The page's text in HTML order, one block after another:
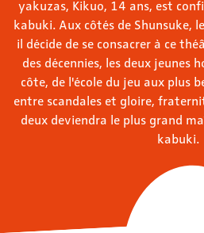
yakuzas, Kikuo, 14 ans, est
kabuki. Aux côtés de Shunsuke,
il décide de se consacrer à ce
des décennies, les deux jeunes
côte, de l'école du jeu aux plus
entre scandales et gloire,
deux deviendra le plus grand
kabuki.